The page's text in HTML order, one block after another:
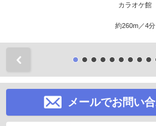
カラオケ館
約260m／4分
メールでお問い